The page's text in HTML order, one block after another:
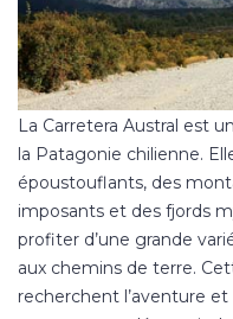
La Carretera Austral est
la Patagonie chilienne.
époustouflants, des
imposants et des fjords
profiter d’une grande
aux chemins de terre.
recherchent l’aventure